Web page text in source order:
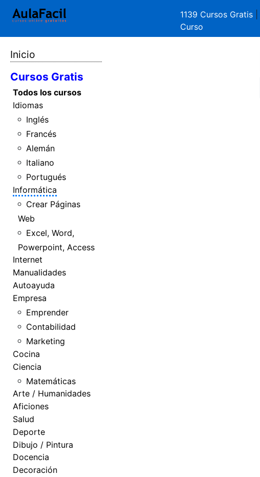
1139 Cursos Gratis
Curso
Inicio
Cursos Gratis
Todos los cursos
Idiomas
Inglés
Francés
Alemán
Italiano
Portugués
Informática
Crear Páginas
Web
Excel, Word,
Powerpoint, Access
Internet
Manualidades
Autoayuda
Empresa
Emprender
Contabilidad
Marketing
Cocina
Ciencia
Matemáticas
Arte / Humanidades
Aficiones
Salud
Deporte
Dibujo / Pintura
Docencia
Decoración